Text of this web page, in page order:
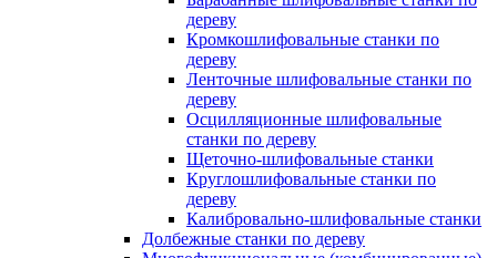
дереву
Кромкошлифовальные станки по
дереву
Ленточные шлифовальные станки по
дереву
Осцилляционные шлифовальные
станки по дереву
Щеточно-шлифовальные станки
Круглошлифовальные станки по
дереву
Калибровально-шлифовальные станки
Долбежные станки по дереву